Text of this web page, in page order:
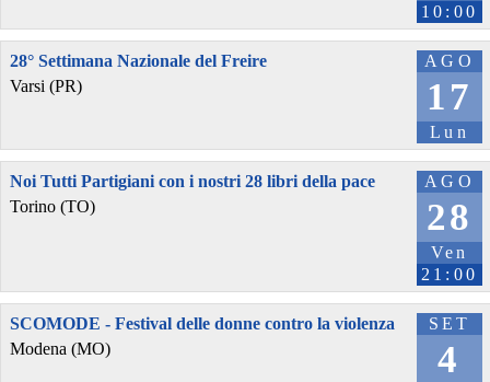
10:00
AGO
17
Lun
28° Settimana Nazionale del Freire
Varsi (PR)
AGO
28
Ven
21:00
Noi Tutti Partigiani con i nostri 28 libri della pace
Torino (TO)
SET
4
SCOMODE - Festival delle donne contro la violenza
Modena (MO)